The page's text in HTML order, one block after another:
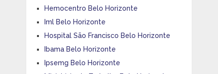
Hemocentro Belo Horizonte
Iml Belo Horizonte
Hospital São Francisco Belo Horizonte
Ibama Belo Horizonte
Ipsemg Belo Horizonte